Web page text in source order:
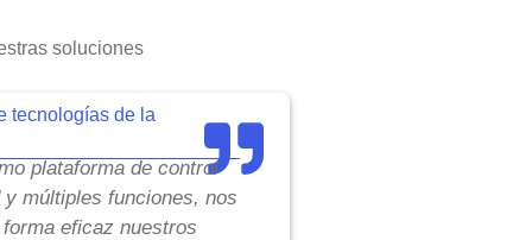
soluciones
tecnologías de la
plataforma de control
múltiples funciones, nos
eficaz nuestros